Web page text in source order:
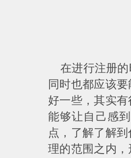
在进行注册的
同时也都应该
好一些，其实
能够让自己感
点，了解了解
理的范围之内